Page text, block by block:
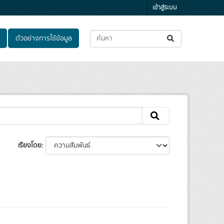
เข้าสู่ระบบ
ตัวอย่างการใช้ข้อมูล
เรียงโดย